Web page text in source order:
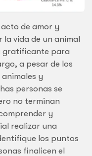
de amor y
vida de un animal
gratificante para
a pesar de los
y
personas se
no terminan
y
realizar una
los puntos
finalicen el